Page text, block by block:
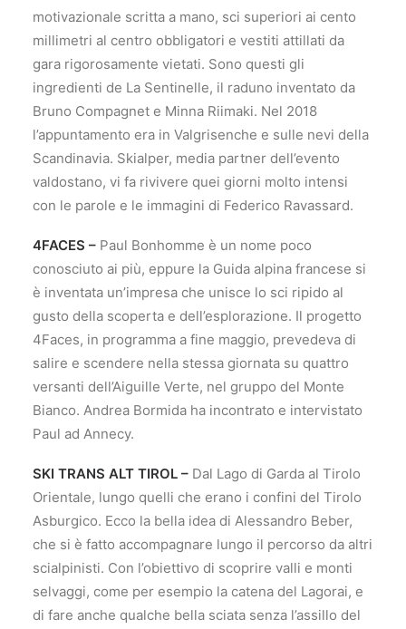
motivazionale scritta a mano, sci superiori ai cento
millimetri al centro obbligatori e vestiti attillati da
gara rigorosamente vietati. Sono questi gli
ingredienti de La Sentinelle, il raduno inventato da
Bruno Compagnet e Minna Riimaki. Nel 2018
l’appuntamento era in Valgrisenche e sulle nevi della
Scandinavia. Skialper, media partner dell’evento
valdostano, vi fa rivivere quei giorni molto intensi
con le parole e le immagini di Federico Ravassard.
4FACES – Paul Bonhomme è un nome poco
conosciuto ai più, eppure la Guida alpina francese si
è inventata un’impresa che unisce lo sci ripido al
gusto della scoperta e dell’esplorazione. Il progetto
4Faces, in programma a fine maggio, prevedeva di
salire e scendere nella stessa giornata su quattro
versanti dell’Aiguille Verte, nel gruppo del Monte
Bianco. Andrea Bormida ha incontrato e intervistato
Paul ad Annecy.
SKI TRANS ALT TIROL – Dal Lago di Garda al Tirolo
Orientale, lungo quelli che erano i confini del Tirolo
Asburgico. Ecco la bella idea di Alessandro Beber,
che si è fatto accompagnare lungo il percorso da altri
scialpinisti. Con l’obiettivo di scoprire valli e monti
selvaggi, come per esempio la catena del Lagorai, e
di fare anche qualche bella sciata senza l’assillo del